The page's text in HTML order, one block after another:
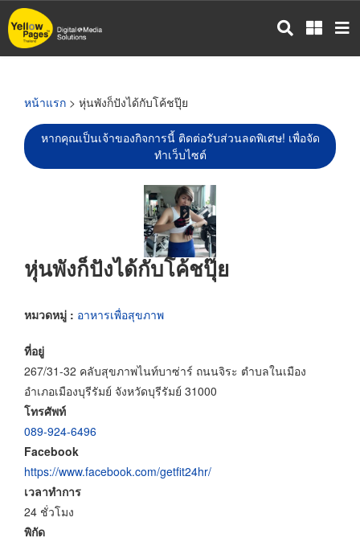
ข้าม
ไป
หน้าแรก > หุ่นพังก็ปังได้กับโค้ชปุ๊ย
หากคุณเป็นเจ้าของกิจการนี้ ติดต่อรับส่วนลดพิเศษ! เพื่อจัด
ทำเว็บไซต์
หุ่นพังก็ปังได้กับโค้ชปุ๊ย
หมวดหมู่ : อาหารเพื่อสุขภาพ
ที่อยู่
267/31-32 คลับสุขภาพไนท์บาซ่าร์ ถนนจิระ ตำบลในเมือง
อำเภอเมืองบุรีรัมย์ จังหวัดบุรีรัมย์ 31000
โทรศัพท์
089-924-6496
Facebook
https://www.facebook.com/getfit24hr/
เวลาทำการ
24 ชั่วโมง
พิกัด